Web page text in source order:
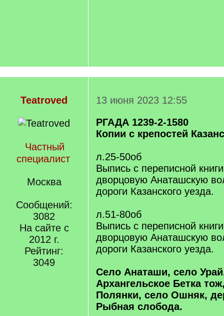
Teatroved
Частный
специалист
Москва
Сообщений:
3082
На сайте с
2012 г.
Рейтинг:
3049
13 июня 2023 12:55
РГАДА 1239-2-1580
Копии с крепостей
л.25-50об
Выпись с переписной
дворцовую Анаташскую
дороги Казанского уезда.
л.51-80об
Выпись с переписной
дворцовую Анаташскую
дороги Казанского уезда.
Село Анаташи, село
Архангельское Бетка
Полянки, село Ошняк,
Рыбная слобода.